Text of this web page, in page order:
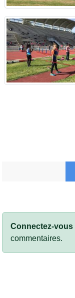
Connectez-vous
commentaires.